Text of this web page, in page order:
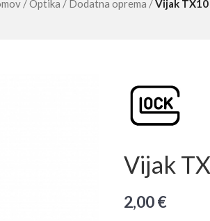
/Optika / Dodatna oprema /Vijak
Vijak
2,00€